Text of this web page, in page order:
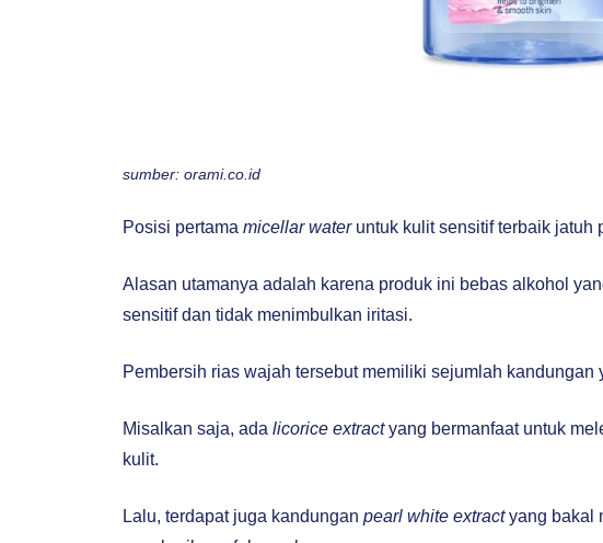
sumber: orami.co.id
Posisi pertama micellar water untuk kulit sensitif terbaik jatuh
Alasan utamanya adalah karena produk ini bebas alkohol
sensitif dan tidak menimbulkan iritasi.
Pembersih rias wajah tersebut memiliki sejumlah kandungan
Misalkan saja, ada licorice extractyang bermanfaat untuk
kulit.
Lalu, terdapat juga kandungan pearl white extractyang bakal